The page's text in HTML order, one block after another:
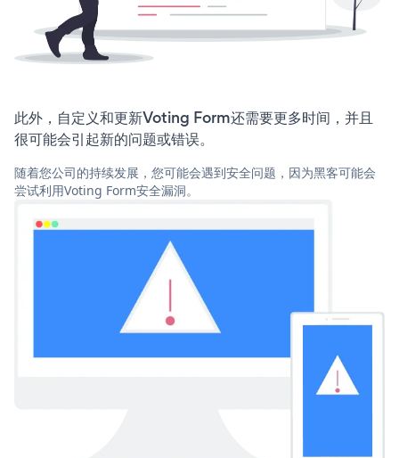
此外，自定义和更新Voting Form还需要更多时间，并且
很可能会引起新的问题或错误。
随着您公司的持续发展，您可能会遇到安全问题，因为黑客可能会
尝试利用Voting Form安全漏洞。